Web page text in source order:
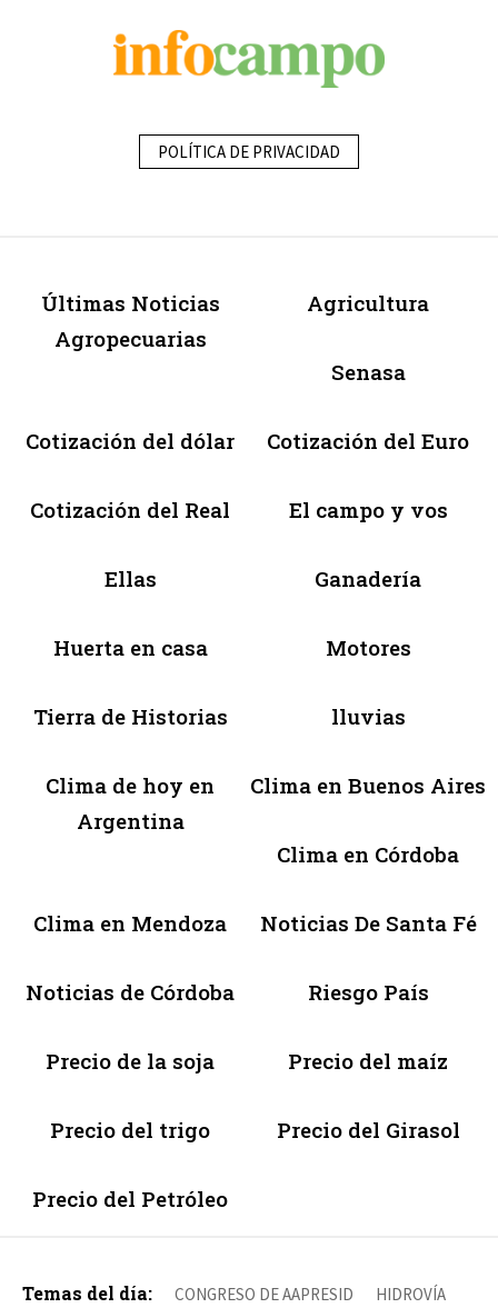
POLÍTICA DE PRIVACIDAD
Últimas Noticias
Agropecuarias
Agricultura
Senasa
Cotización del dólar Cotización del Euro
Cotización del Real El campo y vos
Ellas Ganadería
Huerta en casa Motores
Tierra de Historias lluvias
Clima de hoy en
Argentina
Clima en Buenos Aires
Clima en Córdoba
Clima en Mendoza Noticias De Santa Fé
Noticias de Córdoba Riesgo País
Precio de la soja Precio del maíz
Precio del trigo Precio del Girasol
Precio del Petróleo
Temas del día: CONGRESO DE AAPRESID HIDROVÍA